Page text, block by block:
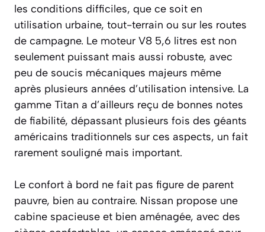
les conditions difficiles, que ce soit en
utilisation urbaine, tout-terrain ou sur les routes
de campagne. Le moteur V8 5,6 litres est non
seulement puissant mais aussi robuste, avec
peu de soucis mécaniques majeurs même
après plusieurs années d’utilisation intensive. La
gamme Titan a d’ailleurs reçu de bonnes notes
de fiabilité, dépassant plusieurs fois des géants
américains traditionnels sur ces aspects, un fait
rarement souligné mais important.
Le confort à bord ne fait pas figure de parent
pauvre, bien au contraire. Nissan propose une
cabine spacieuse et bien aménagée, avec des